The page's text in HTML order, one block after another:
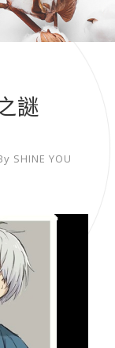
謎
SHINE YOU